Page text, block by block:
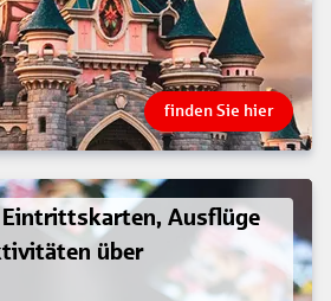
finden Sie hier
Eintrittskarten, Ausflüge
über